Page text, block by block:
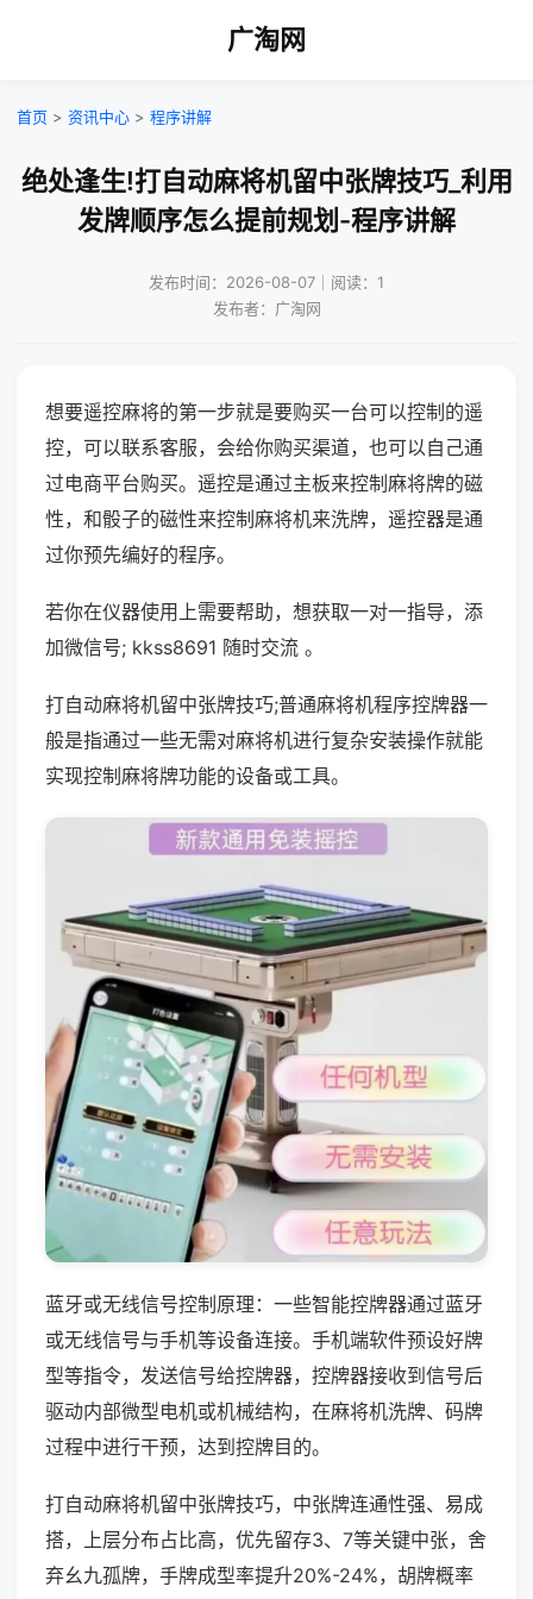
广淘网
首页 > 资讯中心 > 程序讲解
绝处逢生!打自动麻将机留中张牌技巧_利用
发牌顺序怎么提前规划-程序讲解
发布时间：2026-08-07｜阅读：1
发布者：广淘网
想要遥控麻将的第一步就是要购买一台可以控制的遥
控，可以联系客服，会给你购买渠道，也可以自己通
过电商平台购买。遥控是通过主板来控制麻将牌的磁
性，和骰子的磁性来控制麻将机来洗牌，遥控器是通
过你预先编好的程序。
若你在仪器使用上需要帮助，想获取一对一指导，添
加微信号; kkss8691 随时交流 。
打自动麻将机留中张牌技巧;普通麻将机程序控牌器一
般是指通过一些无需对麻将机进行复杂安装操作就能
实现控制麻将牌功能的设备或工具。
蓝牙或无线信号控制原理：一些智能控牌器通过蓝牙
或无线信号与手机等设备连接。手机端软件预设好牌
型等指令，发送信号给控牌器，控牌器接收到信号后
驱动内部微型电机或机械结构，在麻将机洗牌、码牌
过程中进行干预，达到控牌目的。
打自动麻将机留中张牌技巧，中张牌连通性强、易成
搭，上层分布占比高，优先留存3、7等关键中张，舍
弃幺九孤牌，手牌成型率提升20%-24%，胡牌概率